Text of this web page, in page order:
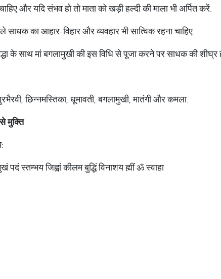
और यदि संभव हो तो माता को खड़ी हल्दी की माला भी अर्पित करें.
साधक का आहार-विहार और व्यवहार भी सात्विक रहना चाहिए.
के साथ मां बगलामुखी की इस विधि से पूजा करने पर साधक की शीघ्र
छिन्नमस्तिका, धूमावती, बगलामुखी, मातंगी और कमला.
मुक्ति
पदं स्तम्भय जिह्वां कीलम बुद्धिं विनाशय ह्मीं ॐ स्वाहा